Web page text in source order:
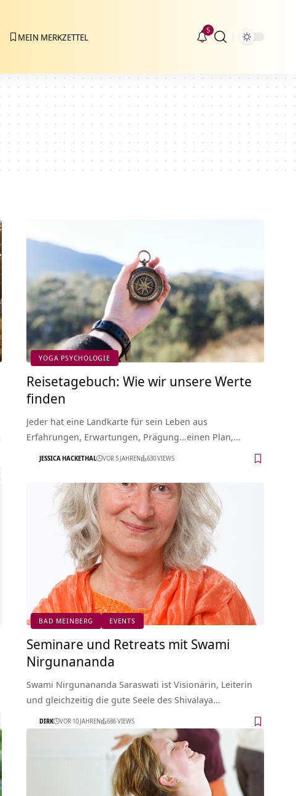
MEIN MERKZETTEL
5
YOGA PSYCHOLOGIE
Reisetagebuch: Wie wir unsere Werte
finden
Jeder hat eine Landkarte für sein Leben aus
Erfahrungen, Erwartungen, Prägung…einen Plan,…
JESSICA HACKETHAL VOR 5 JAHREN 630 VIEWS
BAD MEINBERG EVENTS
Seminare und Retreats mit Swami
Nirgunananda
Swami Nirgunananda Saraswati ist Visionärin, Leiterin
und gleichzeitig die gute Seele des Shivalaya…
DIRK VOR 10 JAHREN 686 VIEWS